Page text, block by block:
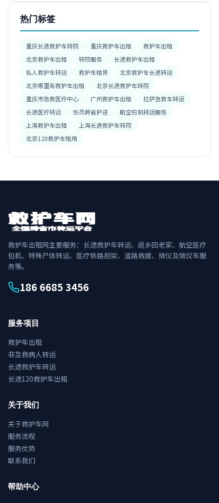
热门标签
重庆长途救护车转院 重庆救护车出租
救护车出租
北京救护车出租
转院服务
长途救护车出租
私人救护车转运
救护车租赁
北京救护车长途转运
北京哪里有救护车出租
北京长途救护车转院
重庆市急救医疗中心
广州救护车出租
拉萨急救车转运
长途医疗转运
伤员跨省护送
航空包机转运服务
上海救护车出租
上海长途救护车转院
北京120救护车租用
救护车出租网主要服务：长途救护车转运、返乡回老家、航空医疗
包机、特殊尸体转运、医疗铁路担架、道路救援、殡仪及殡仪车服
务等。
186 6685 3456
服务项目
救护车出租
非急救病人转运
长途救护车转运
长途120救护车出租
关于我们
关于救护车网
服务流程
服务优势
联系我们
帮助中心